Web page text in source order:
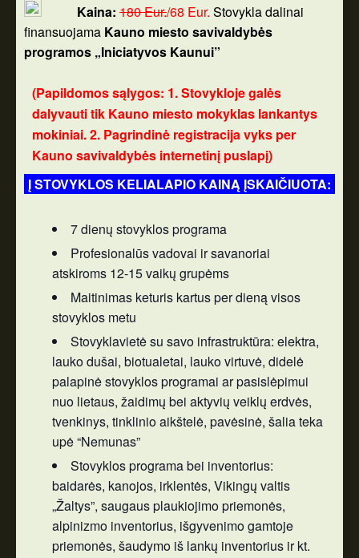
Kaina: 180 Eur./68 Eur. Stovykla dalinai
finansuojama Kauno miesto savivaldybės
programos „Iniciatyvos Kaunui”
(Papildomos sąlygos: 1. Stovykloje galės
dalyvauti tik Kauno miesto mokyklas lankantys
mokiniai. 2. Pagrindinė registracija vyks per
Kauno savivaldybės internetinį puslapį)
Į STOVYKLOS KELIALAPIO KAINĄ ĮSKAIČIUOTA:
7 dienų stovyklos programa
Profesionalūs vadovai ir savanoriai
atskiroms 12-15 vaikų grupėms
Maitinimas keturis kartus per dieną visos
stovyklos metu
Stovyklavietė su savo infrastruktūra: elektra,
lauko dušai, biotualetai, lauko virtuvė, didelė
palapinė stovyklos programai ar pasislėpimui
nuo lietaus, žaidimų bei aktyvių veiklų erdvės,
tvenkinys, tinklinio aikštelė, pavėsinė, šalia teka
upė “Nemunas”
Stovyklos programa bei inventorius:
baidarės, kanojos, irklentės, Vikingų valtis
„Žaltys”, saugaus plaukiojimo priemonės,
alpinizmo inventorius, išgyvenimo gamtoje
priemonės, šaudymo iš lankų inventorius ir kt.